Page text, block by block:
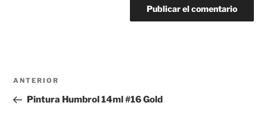
Navegación
entradas
Entrada
anterior:
ANTERIOR
Pintura Humbrol 14ml #16 Gold